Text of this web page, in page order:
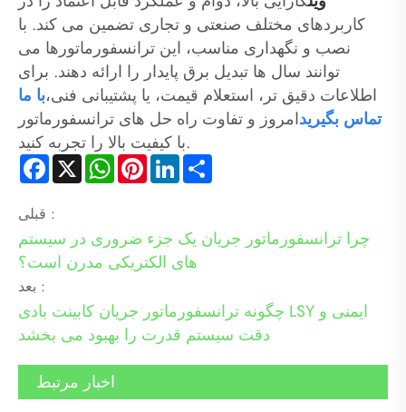
کاربردهای مختلف صنعتی و تجاری تضمین می کند. با
نصب و نگهداری مناسب، این ترانسفورماتورها می
توانند سال ها تبدیل برق پایدار را ارائه دهند. برای
اطلاعات دقیق تر، استعلام قیمت، یا پشتیبانی فنی،با ما
تماس بگیریدامروز و تفاوت راه حل های ترانسفورماتور
با کیفیت بالا را تجربه کنید.
Facebook
X WhatsApp
PinterestLinkedIn
قبلی :
چرا ترانسفورماتور جریان یک جزء ضروری در سیستم
های الکتریکی مدرن است؟
بعد :
چگونه ترانسفورماتور جریان کابینت بادی LSY ایمنی و
دقت سیستم قدرت را بهبود می بخشد
اخبار مرتبط